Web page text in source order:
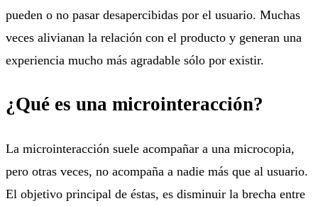
pueden o no pasar desapercibidas por el usuario. Muchas
veces alivianan la relación con el producto y generan una
experiencia mucho más agradable sólo por existir.
¿Qué es una microinteracción?
La microinteracción suele acompañar a una microcopia,
pero otras veces, no acompaña a nadie más que al usuario.
El objetivo principal de éstas, es disminuir la brecha entre